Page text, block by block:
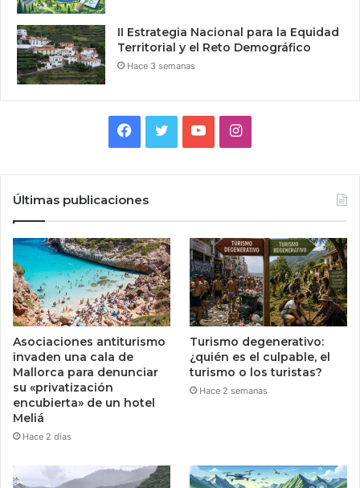
II Estrategia Nacional para la Equidad
Territorial y el Reto Demográfico
Hace 3 semanas
Facebook
TwitterYouTubeInstagram
Últimas publicaciones
Asociaciones antiturismo
invaden una cala de
Mallorca para denunciar
su «privatización
encubierta» de un hotel
Meliá
Hace 2 días
Turismo degenerativo:
¿quién es el culpable, el
turismo o los turistas?
Hace 2 semanas